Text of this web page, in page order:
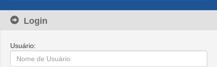
Login
Usuário: